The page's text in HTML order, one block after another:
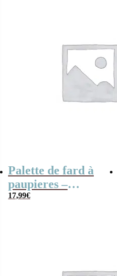
Palette de fard à
paupieres –
Gremlins
17,99€